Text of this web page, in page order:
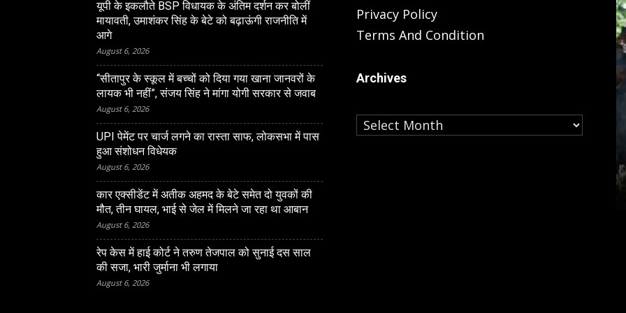
यूपी के इकलौते BSP विधायक के अंतिम दर्शन कर बोलीं
मायावती, उमाशंकर सिंह के बेटे को बढ़ाऊंगी राजनीति में
आगे
August 6, 2026
“सीतापुर के स्‍कूल में बच्‍चों को दिया गया खाना जानवरों के
लायक भी नहीं”, संजय सिंह ने मांगा योगी सरकार से जवाब
August 6, 2026
UPI पेमेंट पर चार्ज लगने का रास्ता साफ, लोकसभा में पास
हुआ संशोधन विधेयक
August 6, 2026
कार एक्सीडेंट में अतीक अहमद के बेटे समेत दो युवकों की
मौत, तीन घायल, भाई से जेल में मिलने जा रहा था आबान
August 6, 2026
रेप केस में हाई कोर्ट ने तरुण तेजपाल को सुनाई दस साल
की सजा, भारी जुर्माना भी लगाया
August 6, 2026
Privacy Policy
Terms And Condition
Archives
Archives
आजम खान व अब्दुल्ला के पैन कार्ड केस की
LUCKNOW
कोर्ट ने तरुण तेजपाल को
की सजा, भारी जुर्माना भी